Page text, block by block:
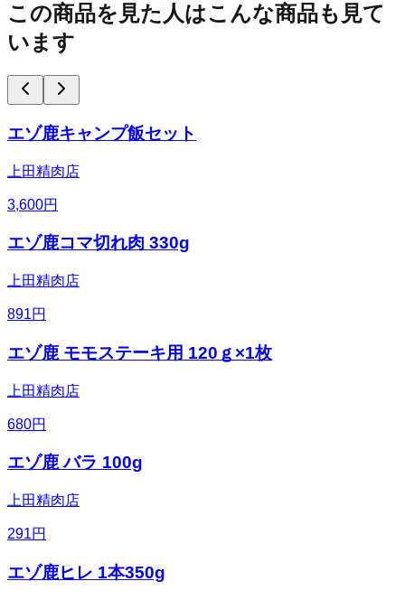
この商品を見た人はこんな商品も見て
います
エゾ鹿キャンプ飯セット
上田精肉店
3,600円
エゾ鹿コマ切れ肉 330g
上田精肉店
891円
エゾ鹿 モモステーキ用 120ｇ×1枚
上田精肉店
680円
エゾ鹿 バラ 100g
上田精肉店
291円
エゾ鹿ヒレ 1本350g